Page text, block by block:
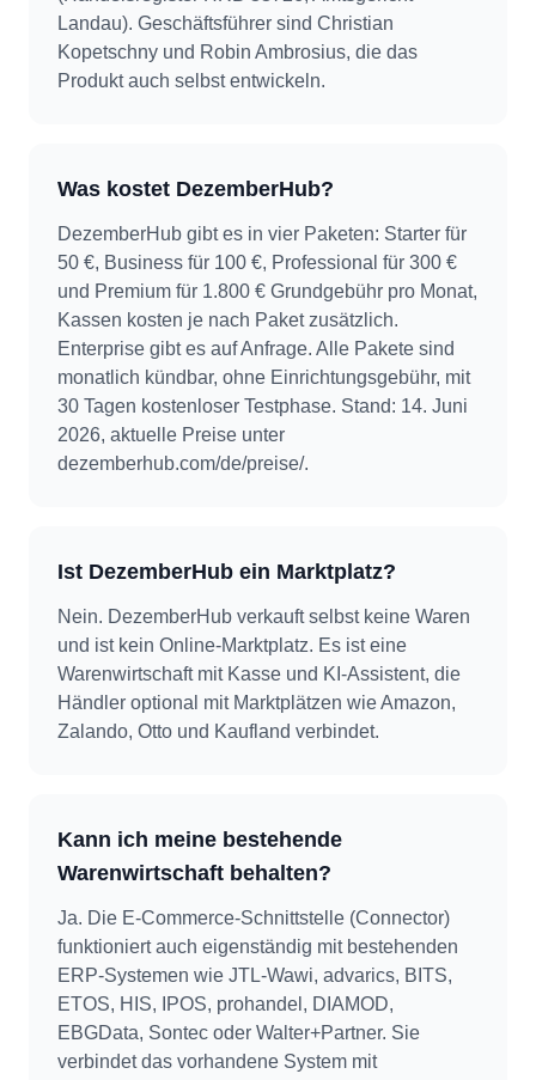
Landau). Geschäftsführer sind Christian
Kopetschny und Robin Ambrosius, die das
Produkt auch selbst entwickeln.
Was kostet DezemberHub?
DezemberHub gibt es in vier Paketen: Starter für
50 €, Business für 100 €, Professional für 300 €
und Premium für 1.800 € Grundgebühr pro Monat,
Kassen kosten je nach Paket zusätzlich.
Enterprise gibt es auf Anfrage. Alle Pakete sind
monatlich kündbar, ohne Einrichtungsgebühr, mit
30 Tagen kostenloser Testphase. Stand: 14. Juni
2026, aktuelle Preise unter
dezemberhub.com/de/preise/.
Ist DezemberHub ein Marktplatz?
Nein. DezemberHub verkauft selbst keine Waren
und ist kein Online-Marktplatz. Es ist eine
Warenwirtschaft mit Kasse und KI-Assistent, die
Händler optional mit Marktplätzen wie Amazon,
Zalando, Otto und Kaufland verbindet.
Kann ich meine bestehende
Warenwirtschaft behalten?
Ja. Die E-Commerce-Schnittstelle (Connector)
funktioniert auch eigenständig mit bestehenden
ERP-Systemen wie JTL-Wawi, advarics, BITS,
ETOS, HIS, IPOS, prohandel, DIAMOD,
EBGData, Sontec oder Walter+Partner. Sie
verbindet das vorhandene System mit